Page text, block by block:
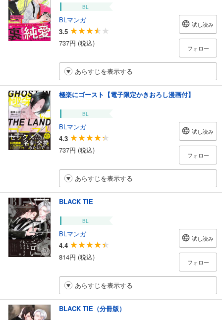
BL
BLマンガ
3.5
737円 (税込)
試し読み
フォロー
あらすじを表示する
極楽にゴースト【電子限定かきおろし漫画付】
BL
BLマンガ
4.3
737円 (税込)
試し読み
フォロー
あらすじを表示する
BLACK TIE
BL
BLマンガ
4.4
814円 (税込)
試し読み
フォロー
あらすじを表示する
BLACK TIE（分冊版）